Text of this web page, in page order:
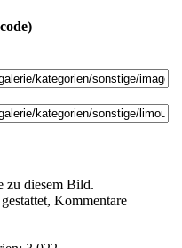
zu diesem Bild.
Kommentare